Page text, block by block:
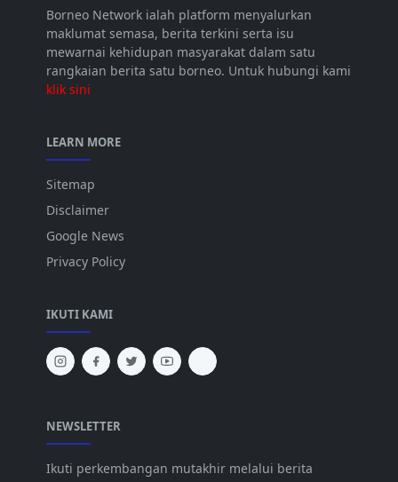
Borneo Network ialah platform menyalurkan
maklumat semasa, berita terkini serta isu
mewarnai kehidupan masyarakat dalam satu
rangkaian berita satu borneo. Untuk hubungi kami
klik sini
LEARN MORE
Sitemap
Disclaimer
Google News
Privacy Policy
IKUTI KAMI
NEWSLETTER
Ikuti perkembangan mutakhir melalui berita